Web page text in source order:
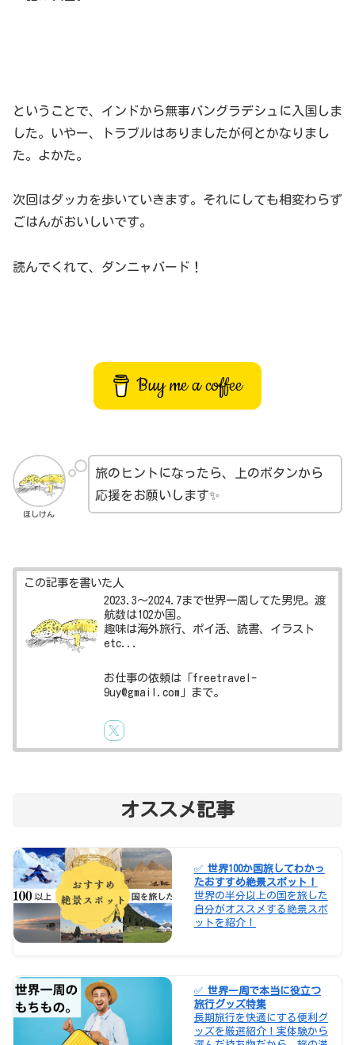
ということで、インドから無事バングラデシュに入国しま
した。いやー、トラブルはありましたが何とかなりまし
た。よかた。
次回はダッカを歩いていきます。それにしても相変わらず
ごはんがおいしいです。
読んでくれて、ダンニャバード！
Buy me a coffee
ほしけん
旅のヒントになったら、上のボタンから
応援をお願いします✨
この記事を書いた人
2023.3～2024.7まで世界一周してた男児。渡
航数は102か国。
趣味は海外旅行、ポイ活、読書、イラスト
etc...
お仕事の依頼は「freetravel-
9uy@gmail.com」まで。
オススメ記事
✅ 世界100か国旅してわかっ
たおすすめ絶景スポット！
世界の半分以上の国を旅した
自分がオススメする絶景スポ
ットを紹介！
✅ 世界一周で本当に役立つ
旅行グッズ特集
長期旅行を快適にする便利グ
ッズを厳選紹介！実体験から